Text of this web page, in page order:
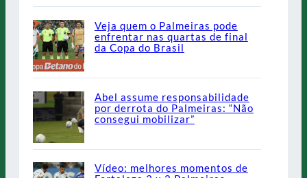
Veja quem o Palmeiras pode
enfrentar nas quartas de final
da Copa do Brasil
Abel assume responsabilidade
por derrota do Palmeiras: “Não
consegui mobilizar”
Vídeo: melhores momentos de